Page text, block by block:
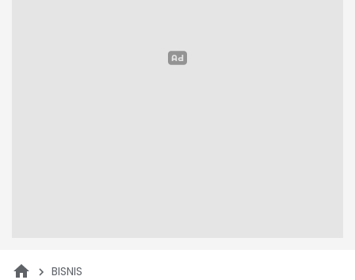
BISNIS